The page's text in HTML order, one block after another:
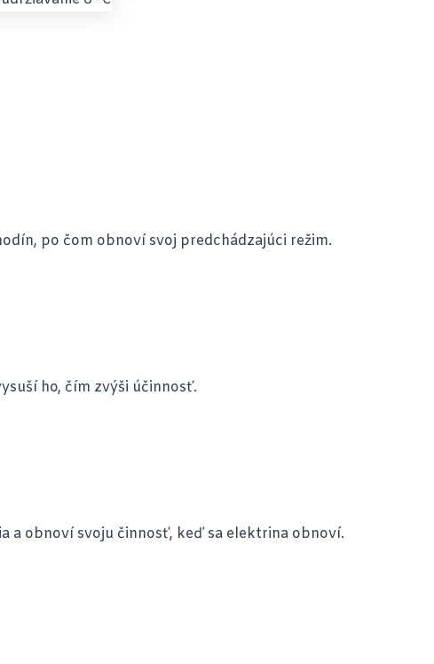
po čom obnoví svoj predchádzajúci režim.
ho, čím zvýši účinnosť.
a obnoví svoju činnosť, keď sa elektrina obnoví.